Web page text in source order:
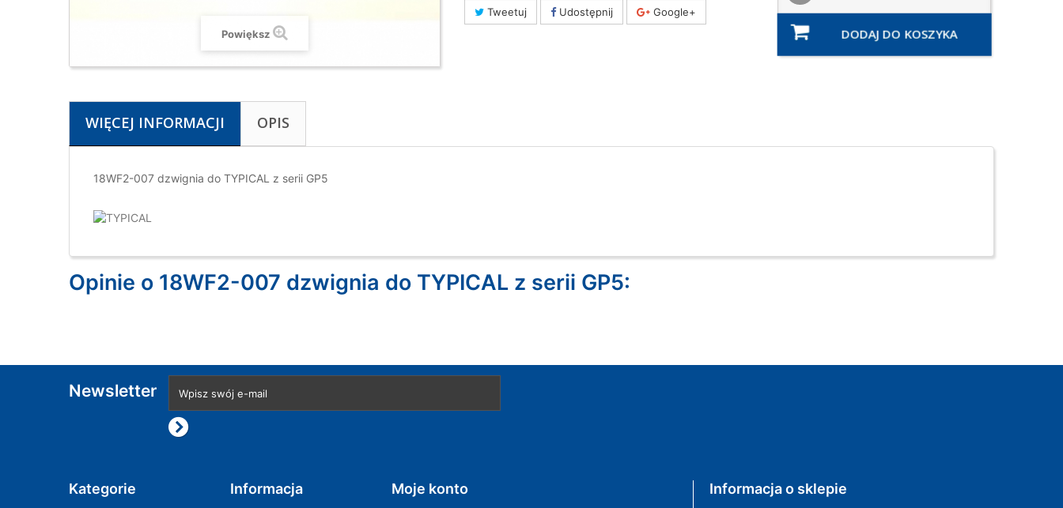
Powiększ
Tweetuj Udostępnij Google+
DODAJ DO KOSZYKA
WIĘCEJ INFORMACJI OPIS
18WF2-007 dzwignia do TYPICAL z serii GP5
Opinie o 18WF2-007 dzwignia do TYPICAL z serii GP5:
Newsletter
Kategorie Informacja Moje konto Informacja o sklepie